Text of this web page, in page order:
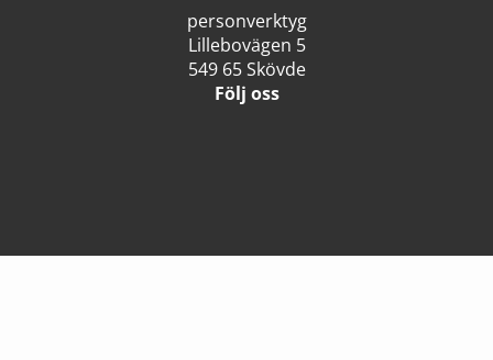
personverktyg
Lillebovägen 5
549 65 Skövde
Följ oss